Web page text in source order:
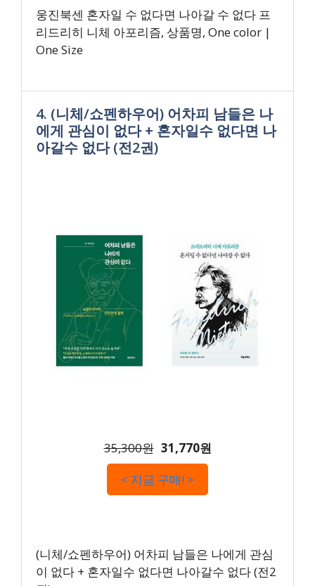
웅진북센 혼자일 수 없다면 나아갈 수 없다 프
리드리히 니체 아포리즘, 상품명, One color |
One Size
4. (니체/쇼펜하우어) 어차피 남들은 나
에게 관심이 없다 + 혼자일수 없다면 나
아갈수 없다 (전2권)
35,300원 31,770원
< 지금 구매! >
(니체/쇼펜하우어) 어차피 남들은 나에게 관심
이 없다 + 혼자일수 없다면 나아갈수 없다 (전2